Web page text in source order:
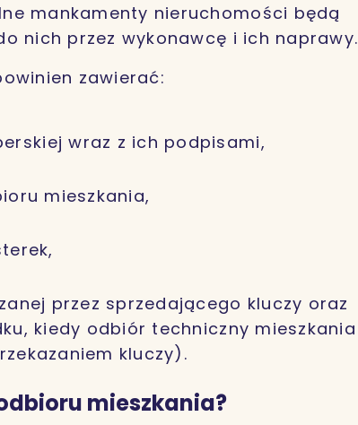
mankamenty nieruchomości będą
nich przez wykonawcę i ich naprawy.
zawierać:
wraz z ich podpisami,
mieszkania,
przez sprzedającego kluczy oraz
kiedy odbiór techniczny mieszkania
kluczy).
mieszkania?